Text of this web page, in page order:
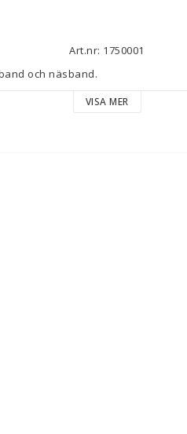
Art.nr: 1750001
och näsband.
VISA MER